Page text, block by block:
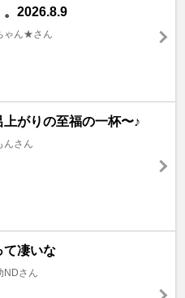
。2026.8.9
ゃん★さん
上がりの至福の一杯〜♪
んさん
て凄いな
NDさん